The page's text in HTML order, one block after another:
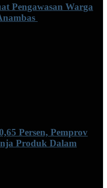
Pengawasan Warga
Persen, Pemprov
Produk Dalam